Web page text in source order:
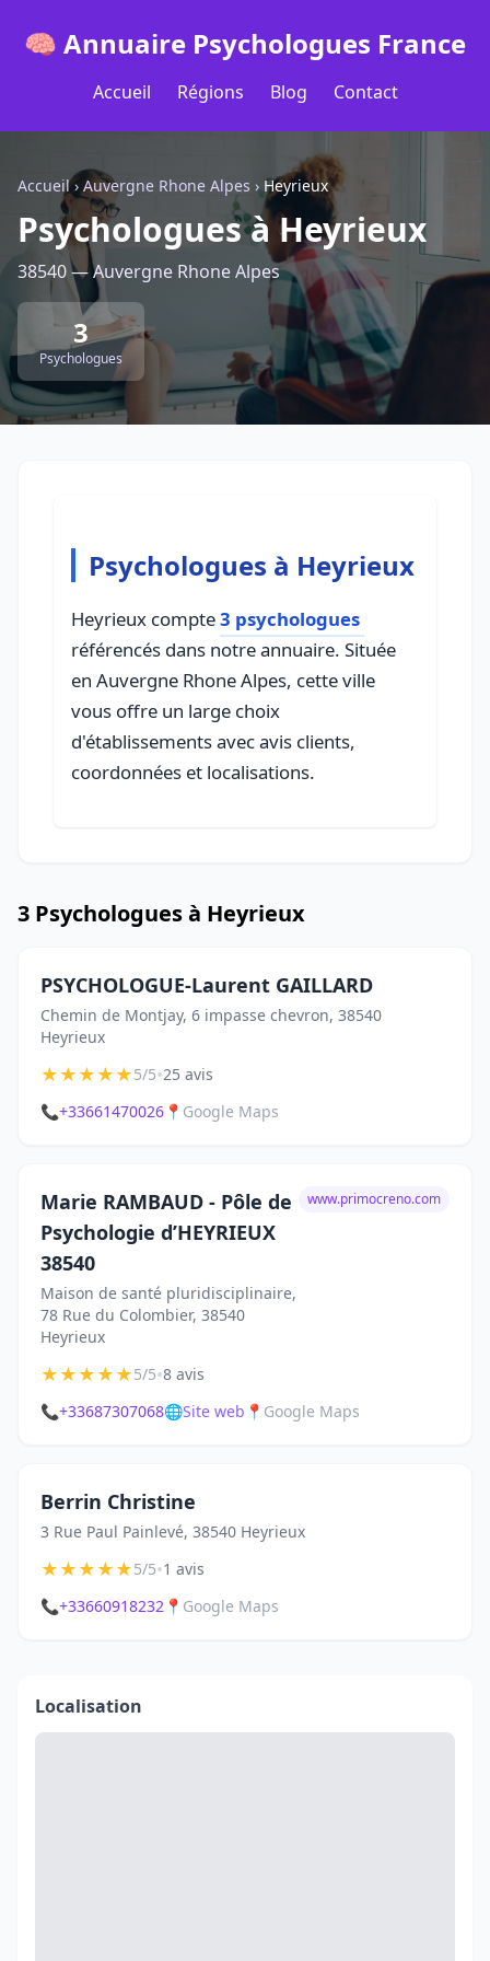
🧠 Annuaire Psychologues France
Accueil Régions Blog Contact
Accueil› Auvergne Rhone Alpes › Heyrieux
Psychologues à Heyrieux
38540 — Auvergne Rhone Alpes
3
Psychologues
Psychologues à Heyrieux
Heyrieux compte3 psychologues
référencés dans notre annuaire. Située
en Auvergne Rhone Alpes, cette ville
vous offre un large choix
d'établissements avec avis clients,
coordonnées et localisations.
3 Psychologues à Heyrieux
PSYCHOLOGUE-Laurent GAILLARD
Chemin de Montjay, 6 impasse chevron, 38540
Heyrieux
★★★★★5/5•25 avis
📞+33661470026 📍 Google Maps
Marie RAMBAUD - Pôle de
Psychologie d’HEYRIEUX
38540
Maison de santé pluridisciplinaire,
78 Rue du Colombier, 38540
Heyrieux
www.primocreno.com
★★★★★5/5•8 avis
📞+33687307068🌐Site web 📍 Google Maps
Berrin Christine
3 Rue Paul Painlevé, 38540 Heyrieux
★★★★★5/5•1 avis
📞+33660918232 📍 Google Maps
Localisation